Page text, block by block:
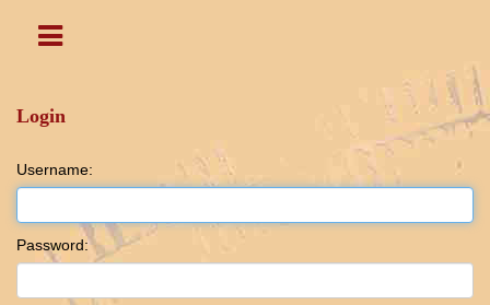
Login
Username:
Password: